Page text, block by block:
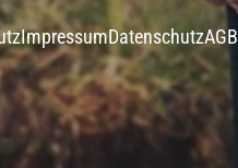
ImpressumDatenschutzAGB